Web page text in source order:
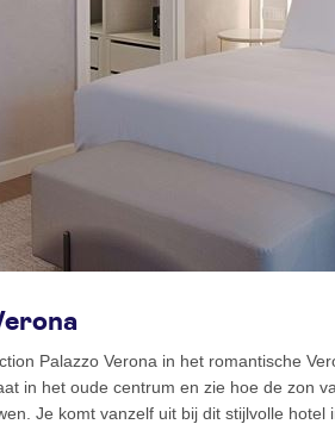
Palazzo Verona in het romantische
in het oude centrum en zie hoe de zon
Je komt vanzelf uit bij dit stijlvolle hotel